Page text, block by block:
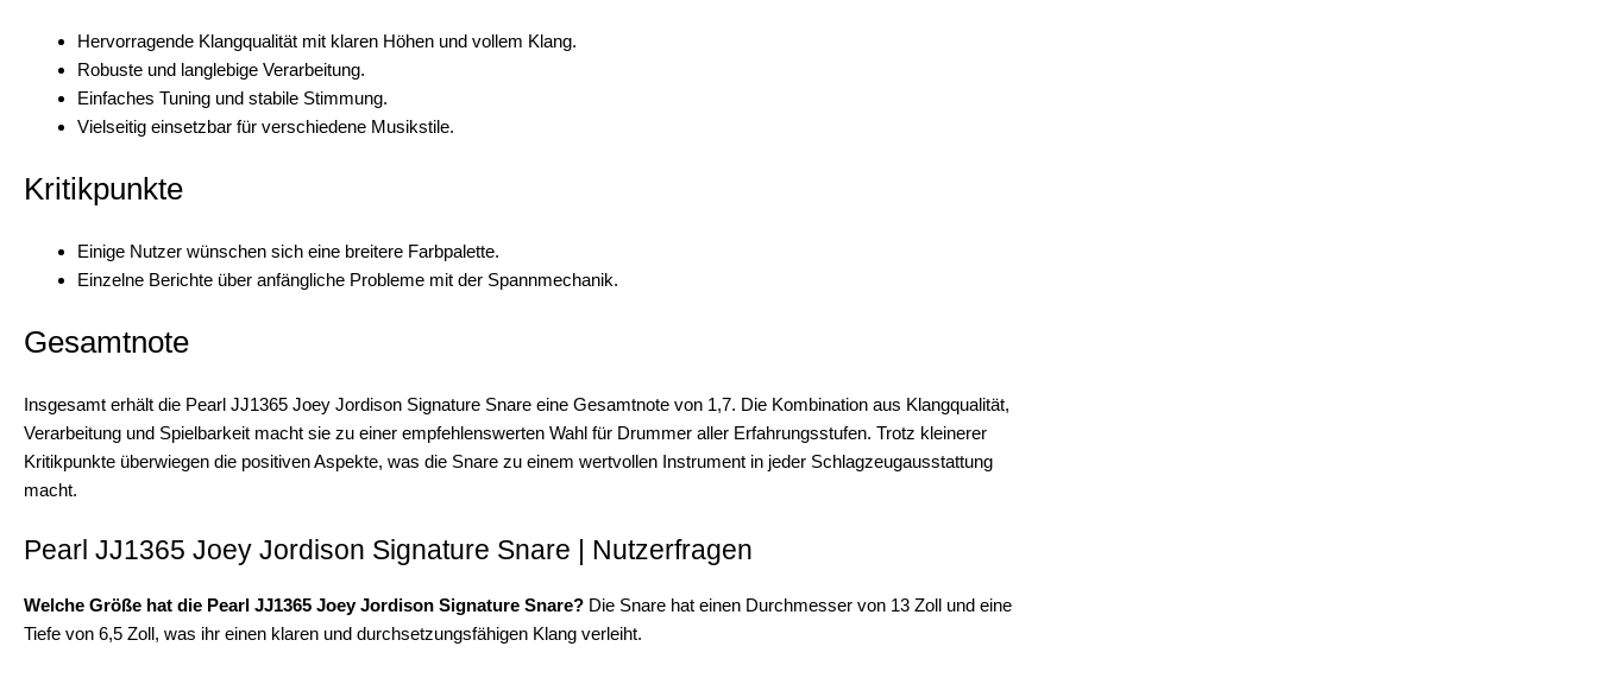
Hervorragende Klangqualität mit klaren Höhen und vollem Klang.
Robuste und langlebige Verarbeitung.
Einfaches Tuning und stabile Stimmung.
Vielseitig einsetzbar für verschiedene Musikstile.
Kritikpunkte
Einige Nutzer wünschen sich eine breitere Farbpalette.
Einzelne Berichte über anfängliche Probleme mit der Spannmechanik.
Gesamtnote
Insgesamt erhält die Pearl JJ1365 Joey Jordison Signature Snare eine Gesamtnote von 1,7. Die Kombination aus Klangqualität,
Verarbeitung und Spielbarkeit macht sie zu einer empfehlenswerten Wahl für Drummer aller Erfahrungsstufen. Trotz kleinerer
Kritikpunkte überwiegen die positiven Aspekte, was die Snare zu einem wertvollen Instrument in jeder Schlagzeugausstattung
macht.
Pearl JJ1365 Joey Jordison Signature Snare | Nutzerfragen
Welche Größe hat die Pearl JJ1365 Joey Jordison Signature Snare? Die Snare hat einen Durchmesser von 13 Zoll und eine
Tiefe von 6,5 Zoll, was ihr einen klaren und durchsetzungsfähigen Klang verleiht.